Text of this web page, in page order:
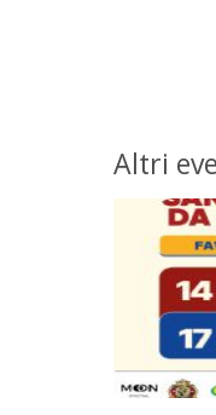
Altri